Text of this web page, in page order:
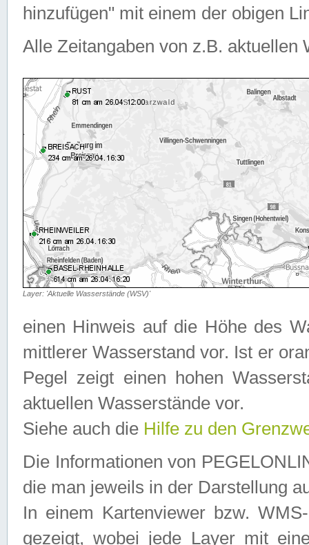
hinzufügen" mit einem der obigen
Alle Zeitangaben von z.B. aktuellen
Layer: 'Aktuelle Wasserstände (WSV)'
einen Hinweis auf die Höhe des
mittlerer Wasserstand vor. Ist er
Pegel zeigt einen hohen
aktuellen Wasserstände vor.
Siehe auch die Hilfe zu den
Die Informationen von
die man jeweils in der Darstellung
In einem Kartenviewer bzw.
gezeigt, wobei jede Layer mit